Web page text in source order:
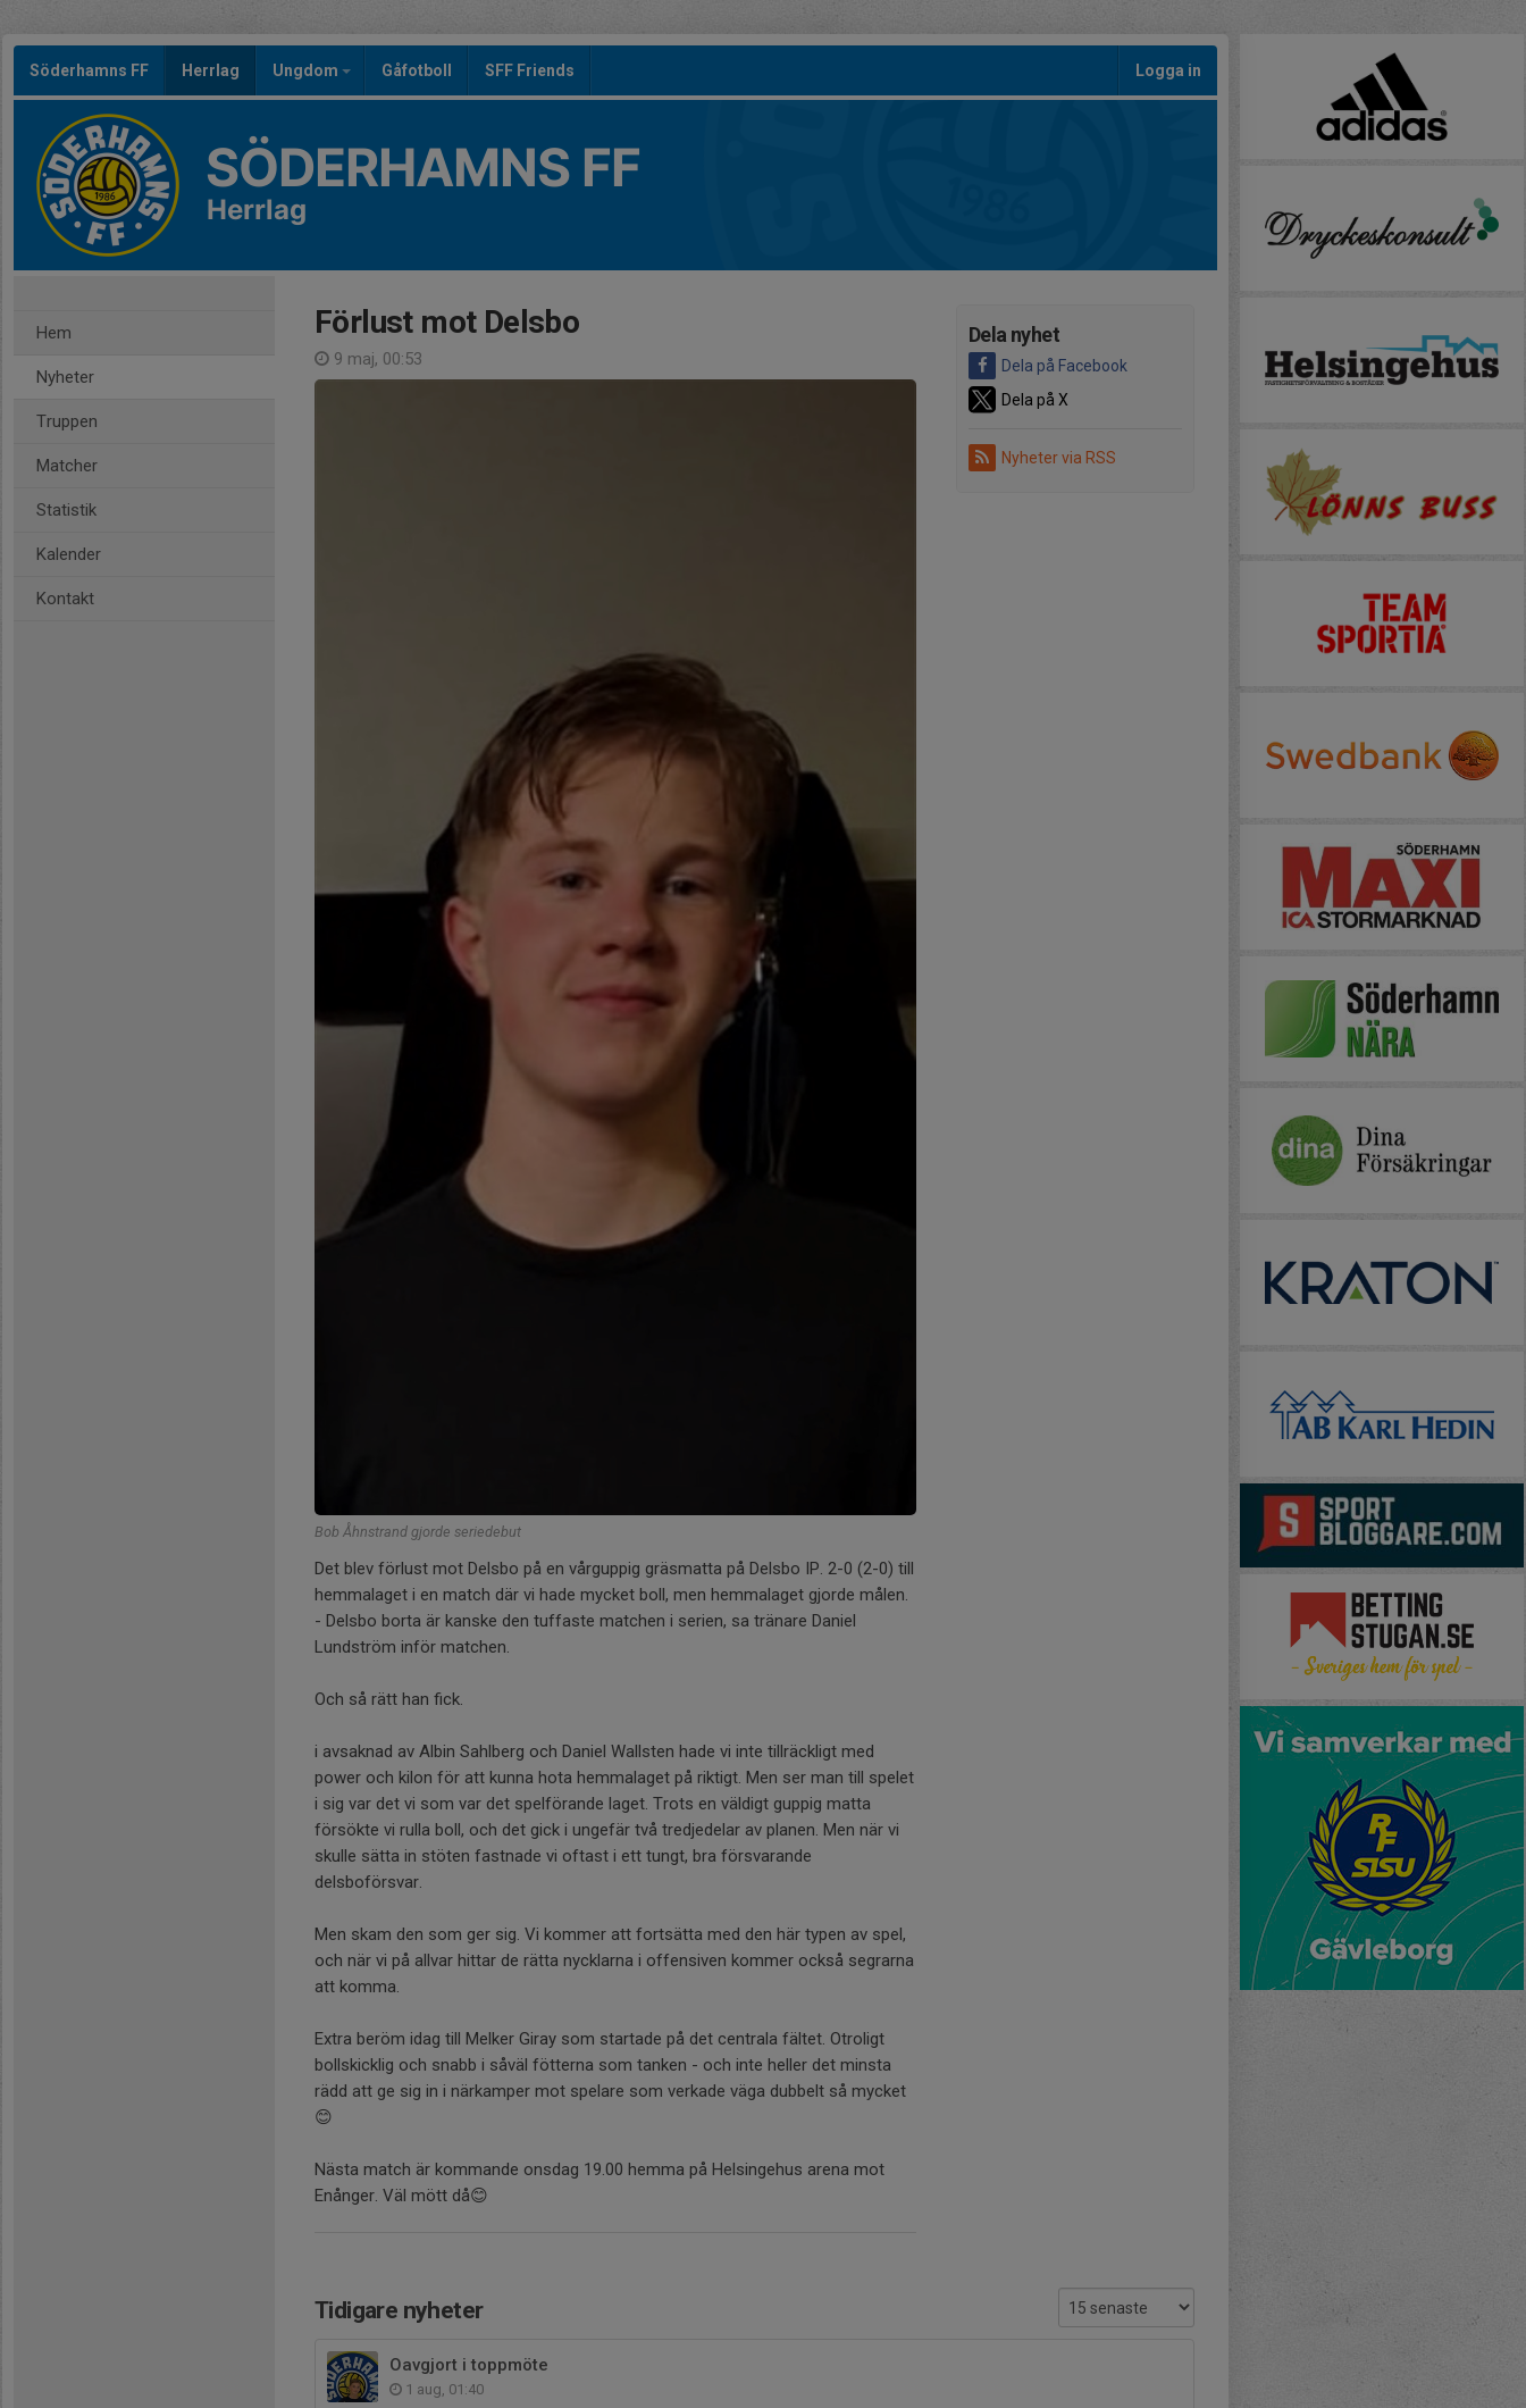
Söderhamns FF Herrlag Ungdom Gåfotboll SFF Friends Logga in
SÖDERHAMNS FF
Herrlag
Hem
Nyheter
Truppen
Matcher
Statistik
Kalender
Kontakt
Dela nyhet
Dela på Facebook
Dela på X
Nyheter via RSS
Förlust mot Delsbo
9 maj, 00:53
Bob Åhnstrand gjorde seriedebut
Det blev förlust mot Delsbo på en vårguppig gräsmatta på Delsbo IP. 2-0 (2-0) till
hemmalaget i en match där vi hade mycket boll, men hemmalaget gjorde målen.
- Delsbo borta är kanske den tuffaste matchen i serien, sa tränare Daniel
Lundström inför matchen.
Och så rätt han fick.
i avsaknad av Albin Sahlberg och Daniel Wallsten hade vi inte tillräckligt med
power och kilon för att kunna hota hemmalaget på riktigt. Men ser man till spelet
i sig var det vi som var det spelförande laget. Trots en väldigt guppig matta
försökte vi rulla boll, och det gick i ungefär två tredjedelar av planen. Men när vi
skulle sätta in stöten fastnade vi oftast i ett tungt, bra försvarande
delsboförsvar.
Men skam den som ger sig. Vi kommer att fortsätta med den här typen av spel,
och när vi på allvar hittar de rätta nycklarna i offensiven kommer också segrarna
att komma.
Extra beröm idag till Melker Giray som startade på det centrala fältet. Otroligt
bollskicklig och snabb i såväl fötterna som tanken - och inte heller det minsta
rädd att ge sig in i närkamper mot spelare som verkade väga dubbelt så mycket
😊
Nästa match är kommande onsdag 19.00 hemma på Helsingehus arena mot
Enånger. Väl mött då😊
Tidigare nyheter
Oavgjort i toppmöte
1 aug, 01:40